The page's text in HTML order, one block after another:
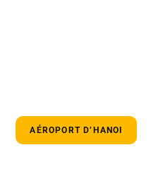
AÉROPORT D’HANOI